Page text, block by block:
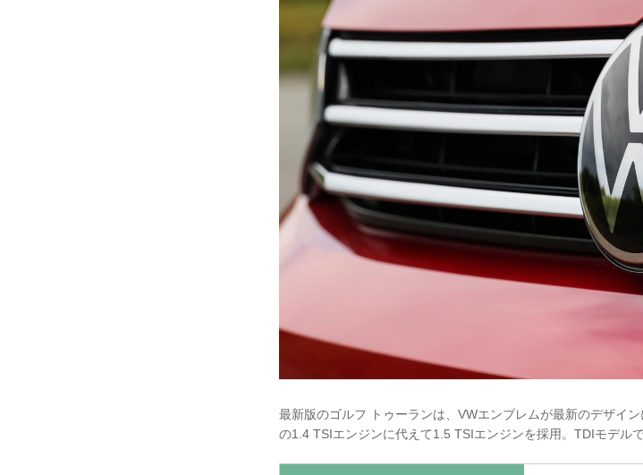
最新版のゴルフ トゥーランは、VWエンブレムが最新のデザイ
の1.4 TSIエンジンに代えて1.5 TSIエンジンを採用。TDIモデル